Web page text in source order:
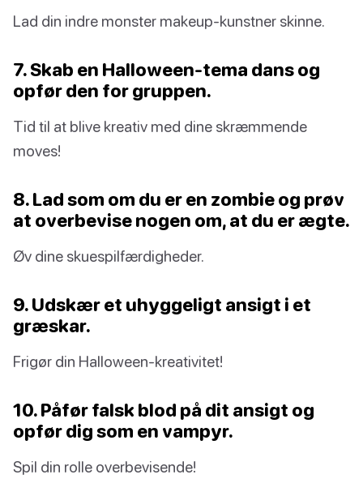
Lad din indre monster makeup-kunstner skinne.
7. Skab en Halloween-tema dans og
opfør den for gruppen.
Tid til at blive kreativ med dine skræmmende
moves!
8. Lad som om du er en zombie og prøv
at overbevise nogen om, at du er ægte.
Øv dine skuespilfærdigheder.
9. Udskær et uhyggeligt ansigt i et
græskar.
Frigør din Halloween-kreativitet!
10. Påfør falsk blod på dit ansigt og
opfør dig som en vampyr.
Spil din rolle overbevisende!